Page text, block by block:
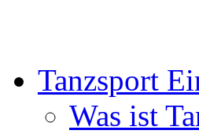
Tanzsport
Was ist